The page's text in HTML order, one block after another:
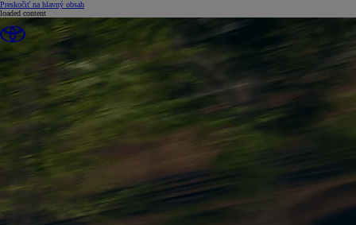
Preskočiť na hlavný obsah(Press Enter)
loaded content